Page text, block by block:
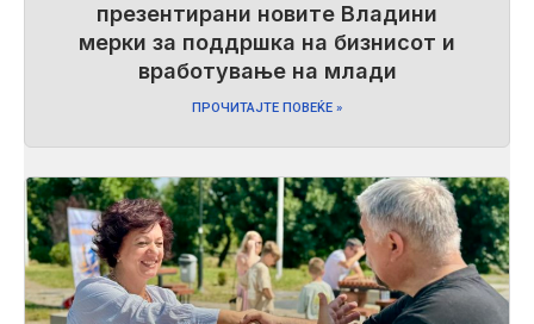
презентирани новите Владини
мерки за поддршка на бизнисот и
вработување на млади
ПРОЧИТАЈТЕ ПОВЕЌЕ »